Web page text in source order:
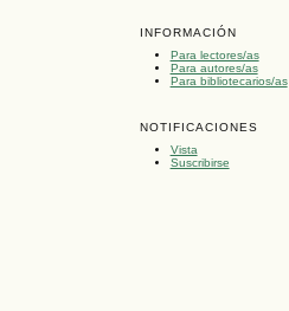
INFORMACIÓN
Para lectores/as
Para autores/as
Para bibliotecarios/as
NOTIFICACIONES
Vista
Suscribirse